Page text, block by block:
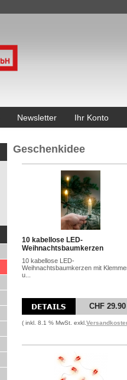
Newsletter Ihr Konto
Geschenkidee
10 kabellose LED-
Weihnachtsbaumkerzen
10 kabellose LED-
Weihnachtsbaumkerzen mit
u...
CHF 29.90
( inkl. 8.1 % MwSt. exkl.